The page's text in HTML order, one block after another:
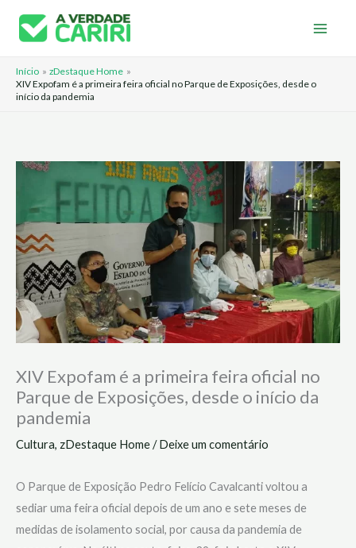
para
conteúdo
Início
zDestaque Home
XIV Expofam é a primeira feira oficial no Parque de Exposições, desde o
início da pandemia
XIV Expofam é a primeira feira oficial no
Parque de Exposições, desde o início da
pandemia
Cultura, zDestaque Home/Deixe um comentário
O Parque de Exposição Pedro Felício Cavalcanti voltou a
sediar uma feira oficial depois de um ano e sete meses de
medidas de isolamento social, por causa da pandemia de